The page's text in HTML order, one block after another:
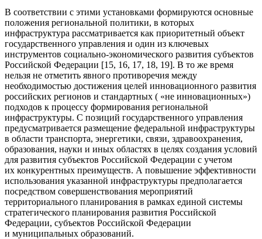
В соответствии с этими установками формируются основные
положения региональной политики, в которых
инфраструктура рассматривается как приоритетный объект
государственного управления и один из ключевых
инструментов социально-экономического развития субъектов
Российской Федерации [15, 16, 17, 18, 19]. В то же время
нельзя не отметить явного противоречия между
необходимостью достижения целей инновационного развития
российских регионов и стандартных ( «не инновационных»)
подходов к процессу формирования региональной
инфраструктуры. С позиций государственного управления
предусматривается размещение федеральной инфраструктуры
в области транспорта, энергетики, связи, здравоохранения,
образования, науки и иных областях в целях создания условий
для развития субъектов Российской Федерации с учетом
их конкурентных преимуществ. А повышение эффективности
использования указанной инфраструктуры предполагается
посредством совершенствования мероприятий
территориального планирования в рамках единой системы
стратегического планирования развития Российской
Федерации, субъектов Российской Федерации
и муниципальных образований.